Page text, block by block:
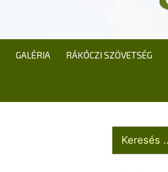
GALÉRIA RÁKÓCZI SZÖVETSÉG